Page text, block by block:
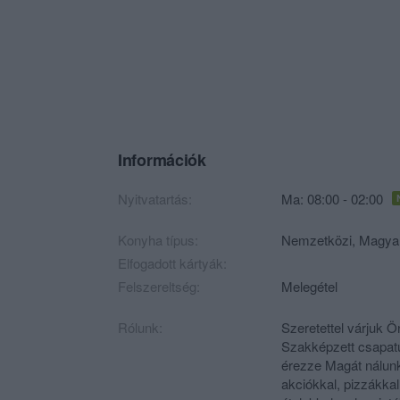
Információk
Nyitvatartás: Ma: 08:00 - 02:00
Konyha típus: Nemzetközi,
Elfogadott kártyák:
Felszereltség:
Melegétel
Rólunk:
Szeretettel várjuk
Szakképzett
érezze Magát
akciókkal,